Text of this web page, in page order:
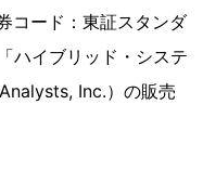
コード：東証スタンダ
ハイブリッド・システ
Inc.）の販売